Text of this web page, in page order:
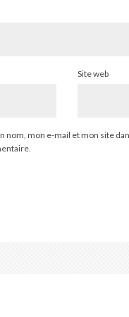
Site web
nom, mon e-mail et mon site